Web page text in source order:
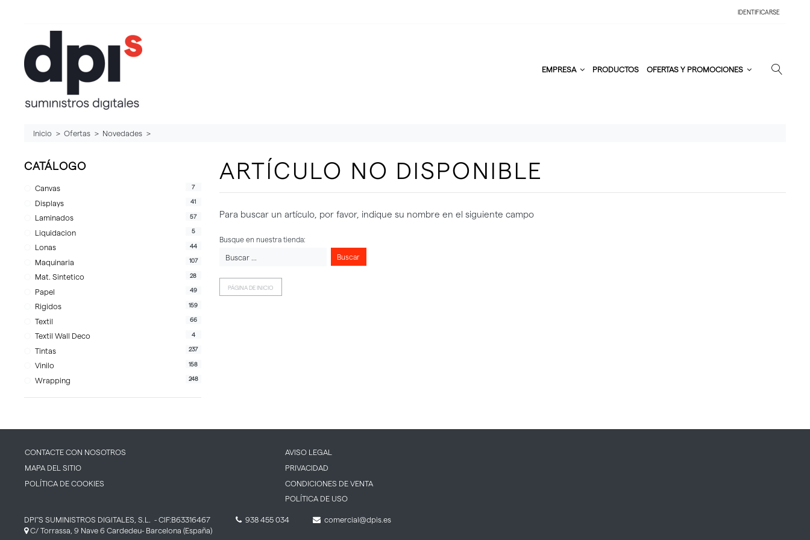
IDENTIFICARSE
EMPRESA PRODUCTOS OFERTAS Y PROMOCIONES
Inicio Ofertas Novedades
CATÁLOGO
Canvas 7
Displays 41
Laminados 57
Liquidacion 5
Lonas 44
Maquinaria 107
Mat. Sintetico 28
Papel 49
Rigidos 159
Textil 66
Textil Wall Deco 4
Tintas 237
Vinilo 158
Wrapping 248
ARTÍCULO NO DISPONIBLE
Para buscar un artículo, por favor, indique su nombre en el siguiente campo
Busque en nuestra tienda:
Buscar
PÁGINA DE INICIO
CONTACTE CON NOSOTROS
MAPA DEL SITIO
POLÍTICA DE COOKIES
AVISO LEGAL
PRIVACIDAD
CONDICIONES DE VENTA
POLÍTICA DE USO
DPI''S SUMINISTROS DIGITALES, S.L. - CIF:B63316467
C/ Torrassa, 9 Nave 6 Cardedeu- Barcelona (España)
938 455 034 comercial@dpis.es